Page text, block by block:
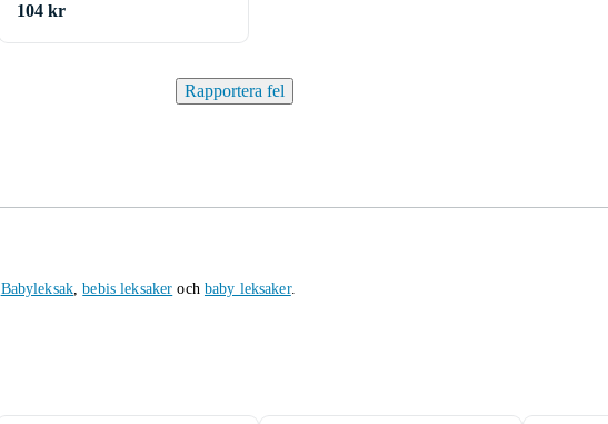
104 kr
Rapportera fel
Babyleksak,bebis leksaker och baby leksaker.